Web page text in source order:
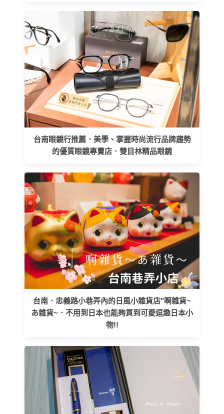
台南眼鏡行推薦．美學、掌握時尚流行品牌趨勢
的優質眼鏡專賣店．雙目林精品眼鏡
台南．忠義路小巷弄內的日風小雜貨店"啊雜貨~
あ雜貨~．不用到日本也能夠買到可愛逗趣日本小
物!!